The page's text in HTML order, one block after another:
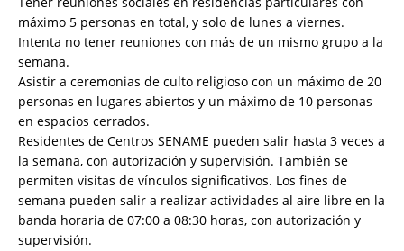
máximo 5 personas en total, y solo de lunes a viernes.
Intenta no tener reuniones con más de un mismo grupo a la
semana.
Asistir a ceremonias de culto religioso con un máximo de 20
personas en lugares abiertos y un máximo de 10 personas
en espacios cerrados.
Residentes de Centros SENAME pueden salir hasta 3 veces a
la semana, con autorización y supervisión. También se
permiten visitas de vínculos significativos. Los fines de
semana pueden salir a realizar actividades al aire libre en la
banda horaria de 07:00 a 08:30 horas, con autorización y
supervisión.